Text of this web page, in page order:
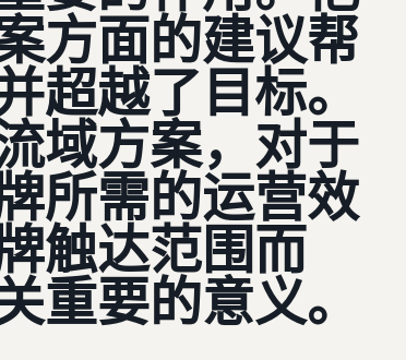
方面的建议帮
超越了目标。
域方案，对于
所需的运营效
触达范围而
重要的意义。